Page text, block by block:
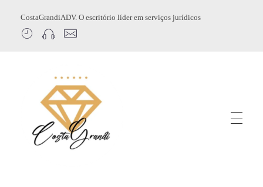
CostaGrandiADV. O escritório líder em serviços jurídicos